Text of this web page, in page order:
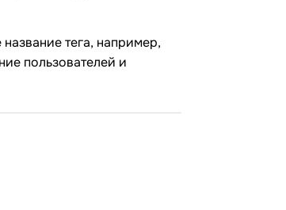
название тега, например,
пользователей и